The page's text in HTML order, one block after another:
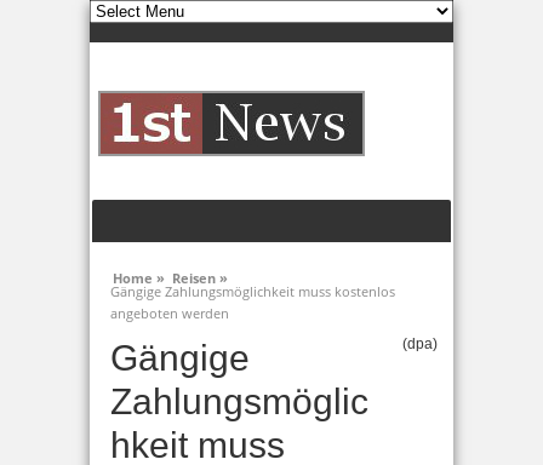
Home » Reisen »
Gängige Zahlungsmöglichkeit muss kostenlos
angeboten werden
Gängige
Zahlungsmöglic
hkeit muss
(dpa)